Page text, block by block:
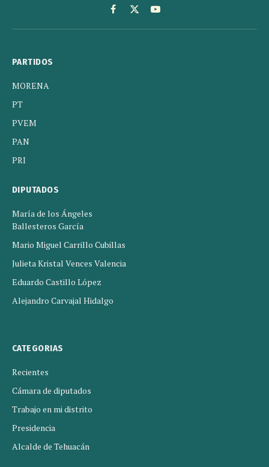
Facebook
X
(Twitter)
YouTube
PARTIDOS
MORENA
PT
PVEM
PAN
PRI
DIPUTADOS
María de los Ángeles
Ballesteros García
Mario Miguel Carrillo Cubillas
Julieta Kristal Vences Valencia
Eduardo Castillo López
Alejandro Carvajal Hidalgo
CATEGORIAS
Recientes
Cámara de diputados
Trabajo en mi distrito
Presidencia
Alcalde de Tehuacán